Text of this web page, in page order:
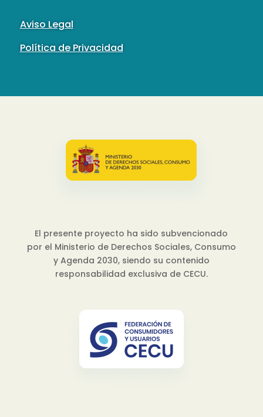
Aviso Legal
Política de Privacidad
El presente proyecto ha sido subvencionado
por el Ministerio de Derechos Sociales, Consumo
y Agenda 2030, siendo su contenido
responsabilidad exclusiva de CECU.